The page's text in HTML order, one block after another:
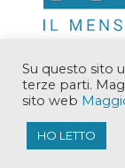
Copyright ©
Su questo sito
terze parti.
sito web
HO LETTO